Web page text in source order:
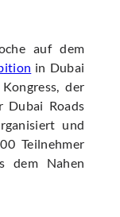
auf dem
in Dubai
der
Dubai Roads
und
Teilnehmer
dem Nahen